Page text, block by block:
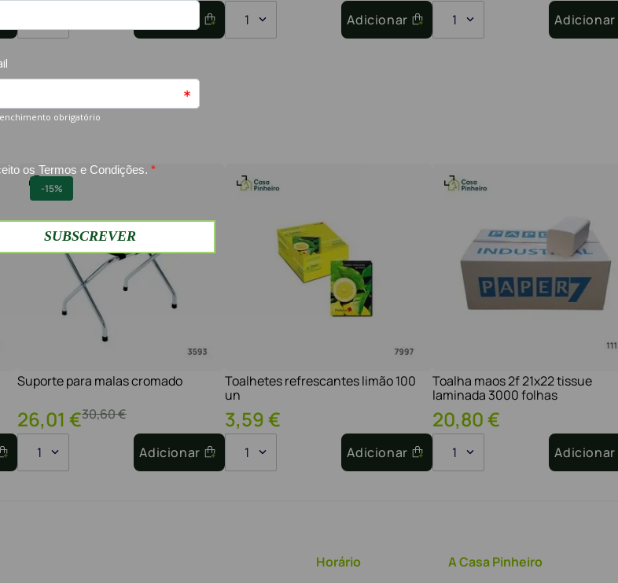
1 Adicionar 1 Adicionar
-15%
Suporte para malas cromado
30,60€
26,01 €
1 Adicionar
Toalhetes refrescantes limão 100
un
3,59€
1 Adicionar
Toalha maos 2f 21x22 tissue
laminada 3000 folhas
20,80€
1 Adicionar
Horário A Casa Pinheiro